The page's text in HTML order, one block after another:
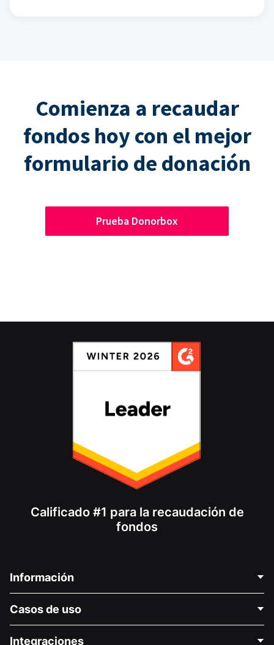
Comienza a recaudar
fondos hoy con el mejor
formulario de donación
Prueba Donorbox
Calificado #1 para la recaudación de
fondos
Información
Acerca de nosotros
Casos de uso
Integraciones